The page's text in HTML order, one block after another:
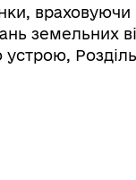
враховуючи
земельних
устрою,